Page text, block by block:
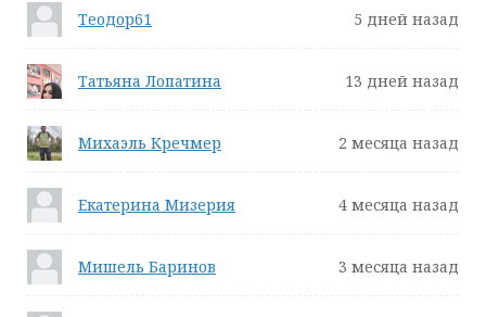
Теодор61 5 дней назад
Татьяна Лопатина 13 дней назад
Михаэль Кречмер 2 месяца назад
Екатерина Мизерия 4 месяца назад
Мишель Баринов 3 месяца назад